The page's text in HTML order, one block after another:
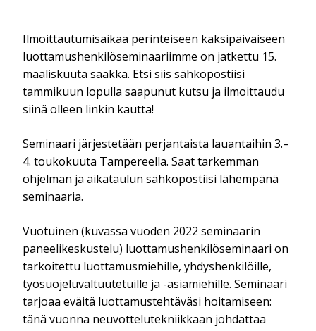
Ilmoittautumisaikaa perinteiseen kaksipäiväiseen
luottamushenkilöseminaariimme on jatkettu 15.
maaliskuuta saakka. Etsi siis sähköpostiisi
tammikuun lopulla saapunut kutsu ja ilmoittaudu
siinä olleen linkin kautta!
Seminaari järjestetään perjantaista lauantaihin 3.–
4. toukokuuta Tampereella. Saat tarkemman
ohjelman ja aikataulun sähköpostiisi lähempänä
seminaaria.
Vuotuinen (kuvassa vuoden 2022 seminaarin
paneelikeskustelu) luottamushenkilöseminaari on
tarkoitettu luottamusmiehille, yhdyshenkilöille,
työsuojeluvaltuutetuille ja -asiamiehille. Seminaari
tarjoaa eväitä luottamustehtäväsi hoitamiseen:
tänä vuonna neuvottelutekniikkaan johdattaa